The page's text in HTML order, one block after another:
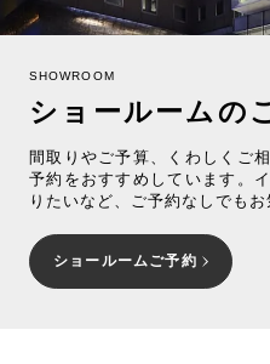
SHOWROOM
ショールームの
間取りやご予算、くわしくご
予約をおすすめしています。
りたいなど、ご予約なしでも
ショールームご予約